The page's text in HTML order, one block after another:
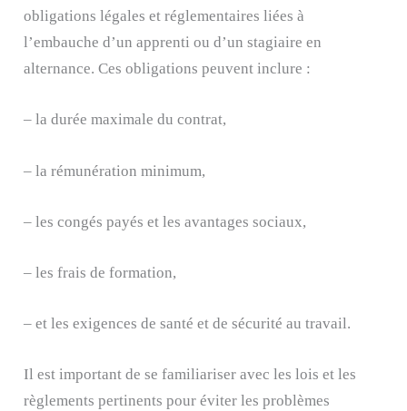
obligations légales et réglementaires liées à
l’embauche d’un apprenti ou d’un stagiaire en
alternance. Ces obligations peuvent inclure :
– la durée maximale du contrat,
– la rémunération minimum,
– les congés payés et les avantages sociaux,
– les frais de formation,
– et les exigences de santé et de sécurité au travail.
Il est important de se familiariser avec les lois et les
règlements pertinents pour éviter les problèmes